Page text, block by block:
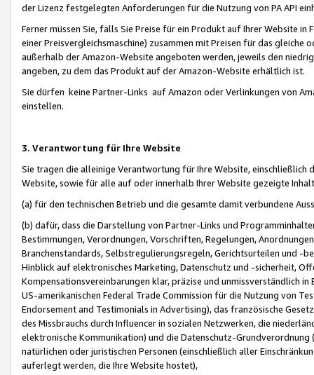
der Lizenz festgelegten Anforderungen für die Nutzung von PA API
Ferner müssen Sie, falls Sie Preise für ein Produkt auf Ihrer Website
einer Preisvergleichsmaschine) zusammen mit Preisen für das
außerhalb der Amazon-Website angeboten werden, jeweils den
angeben, zu dem das Produkt auf der Amazon-Website erhältlich ist.
Sie dürfen keine Partner-Links auf Amazon oder Verlinkungen von
einstellen.
3. Verantwortung für Ihre Website
Sie tragen die alleinige Verantwortung für Ihre Website,
Website, sowie für alle auf oder innerhalb Ihrer Website gezeigte
(a) für den technischen Betrieb und die gesamte damit verbundene
(b) dafür, dass die Darstellung von Partner-Links und
Bestimmungen, Verordnungen, Vorschriften, Regelungen,
Branchenstandards, Selbstregulierungsregeln, Gerichtsurteilen und -
Hinblick auf elektronisches Marketing, Datenschutz und -sicherheit,
Kompensationsvereinbarungen klar, präzise und unmissverständlich
US-amerikanischen Federal Trade Commission für die Nutzung von
Endorsement and Testimonials in Advertising), das französische
des Missbrauchs durch Influencer in sozialen Netzwerken, die
elektronische Kommunikation) und die Datenschutz-
natürlichen oder juristischen Personen (einschließlich aller
auferlegt werden, die Ihre Website hostet),